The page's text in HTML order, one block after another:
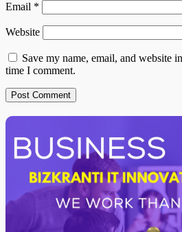
Email *
Website
Save my name, email, and website
time I comment.